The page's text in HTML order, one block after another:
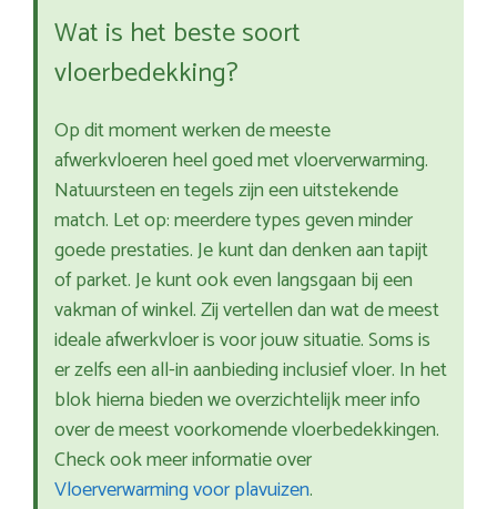
Wat is het beste soort
vloerbedekking?
Op dit moment werken de meeste
afwerkvloeren heel goed met vloerverwarming.
Natuursteen en tegels zijn een uitstekende
match. Let op: meerdere types geven minder
goede prestaties. Je kunt dan denken aan tapijt
of parket. Je kunt ook even langsgaan bij een
vakman of winkel. Zij vertellen dan wat de meest
ideale afwerkvloer is voor jouw situatie. Soms is
er zelfs een all-in aanbieding inclusief vloer. In het
blok hierna bieden we overzichtelijk meer info
over de meest voorkomende vloerbedekkingen.
Check ook meer informatie over
Vloerverwarming voor plavuizen.